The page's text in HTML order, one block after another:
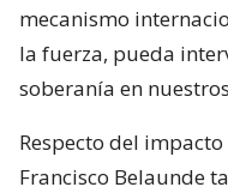
mecanismo
la fuerza, pueda
soberanía en
Respecto del
Francisco Belaunde